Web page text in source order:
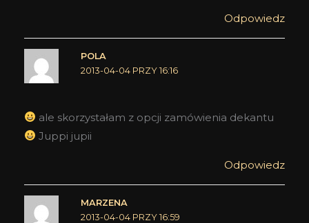
Odpowiedz
POLA
2013-04-04 PRZY 16:16
ale skorzystałam z opcji zamówienia dekantu
Juppi jupii
Odpowiedz
MARZENA
2013-04-04 PRZY 16:59